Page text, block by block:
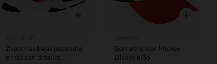
Vista rápida
Zapatillas bajas jaspeadas
grises con detalles
Vista rápida
Gorra tricolor Mickey
Disney niño